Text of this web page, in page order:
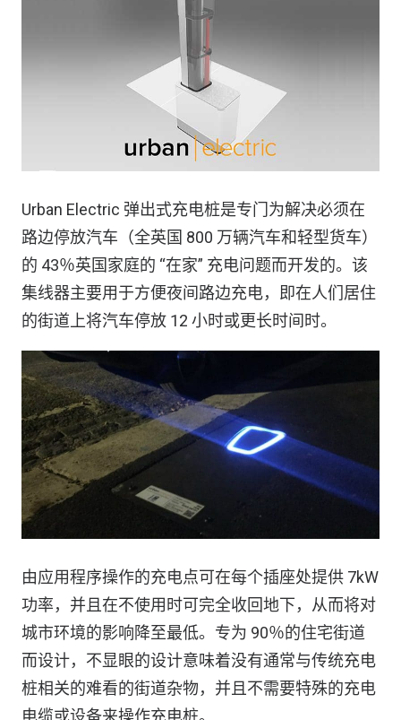
Urban Electric 弹出式充电桩是专门为解决必须在
路边停放汽车（全英国 800 万辆汽车和轻型货车）
的 43％英国家庭的 “在家” 充电问题而开发的。该
集线器主要用于方便夜间路边充电，即在人们居住
的街道上将汽车停放 12 小时或更长时间时。
由应用程序操作的充电点可在每个插座处提供 7kW
功率，并且在不使用时可完全收回地下，从而将对
城市环境的影响降至最低。专为 90％的住宅街道
而设计，不显眼的设计意味着没有通常与传统充电
桩相关的难看的街道杂物，并且不需要特殊的充电
电缆或设备来操作充电桩。